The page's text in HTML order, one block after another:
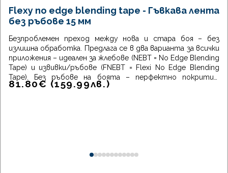
Flexy no edge blending tape - Гъвкава лента
без ръбове 15 мм
Безпроблемен преход между нова и стара боя – без
излишна обработка. Предлага се в два варианта за всички
приложения – идеален за жлебове (NEBT = No Edge Blending
Tape) и извивки/ръбове (FNEBT = Flexi No Edge Blending
Tape). Без ръбове на боята – перфектно покритие.
Неразтеглива (NEBT). Абсорбираща.
81.80€ (159.99лв.)
012345678910
11